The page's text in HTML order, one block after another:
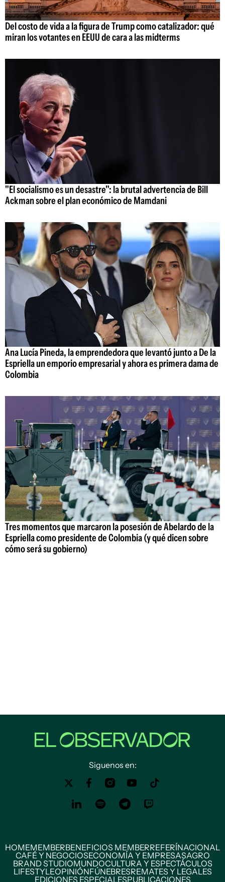
Del costo de vida a la figura de Trump como catalizador: qué
miran los votantes en EEUU de cara a las midterms
"El socialismo es un desastre": la brutal advertencia de Bill
Ackman sobre el plan económico de Mamdani
Ana Lucía Pineda, la emprendedora que levantó junto a De la
Espriella un emporio empresarial y ahora es primera dama de
Colombia
Tres momentos que marcaron la posesión de Abelardo de la
Espriella como presidente de Colombia (y qué dicen sobre
cómo será su gobierno)
Siguenos en:
HOMEMEMBERBENEFICIOS MEMBERREFERÍNACIONAL
CAFÉ Y NEGOCIOSECONOMÍA Y EMPRESASAGRO
BRAND STUDIOMUNDOCULTURA Y ESPECTÁCULOS
LIFESTYLEOPINIÓNFÚNEBRESREMATES Y LEGALES
EDICIONES ESPECIALESPUBLICACIONES